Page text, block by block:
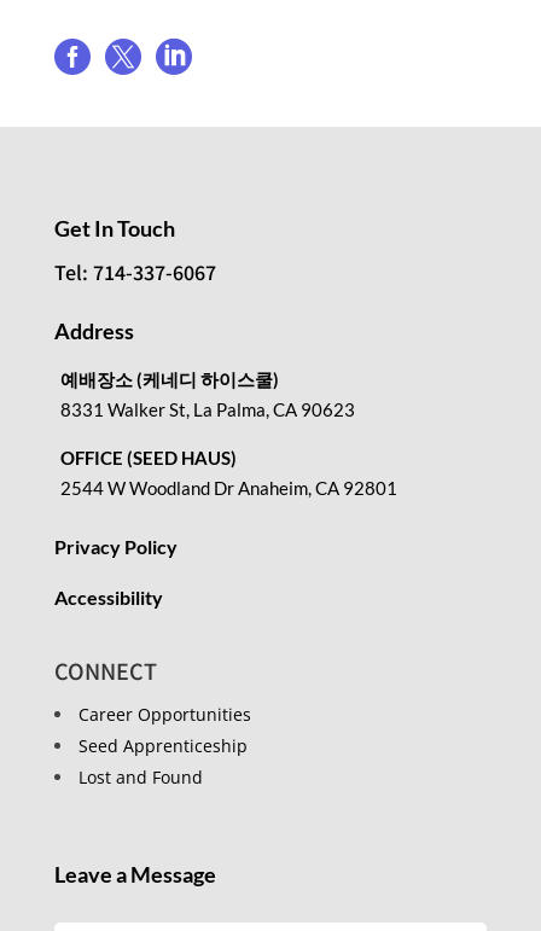
  
Get In Touch
Tel: 714-337-6067
Address
예배장소 (케네디 하이스쿨)
8331 Walker St, La Palma, CA 90623
OFFICE (SEED HAUS)
2544 W Woodland Dr Anaheim, CA 92801
Privacy Policy
Accessibility
CONNECT
Career Opportunities
Seed Apprenticeship
Lost and Found
Leave a Message